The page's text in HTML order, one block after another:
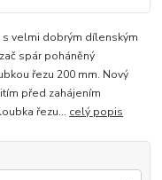
velmi dobrým dílenským
spár poháněný
řezu 200 mm. Nový
před zahájením
řezu... celý popis